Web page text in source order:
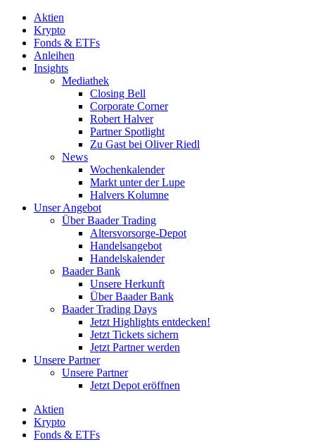
Aktien
Krypto
Fonds & ETFs
Anleihen
Insights
Mediathek
Closing Bell
Corporate Corner
Robert Halver
Partner Spotlight
Zu Gast bei Oliver Riedl
News
Wochenkalender
Markt unter der Lupe
Halvers Kolumne
Unser Angebot
Über Baader Trading
Altersvorsorge-Depot
Handelsangebot
Handelskalender
Baader Bank
Unsere Herkunft
Über Baader Bank
Baader Trading Days
Jetzt Highlights entdecken!
Jetzt Tickets sichern
Jetzt Partner werden
Unsere Partner
Unsere Partner
Jetzt Depot eröffnen
Aktien
Krypto
Fonds & ETFs